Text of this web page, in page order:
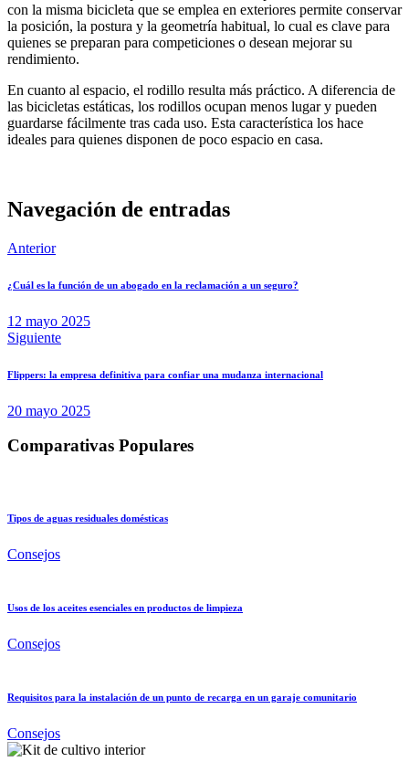
con la misma bicicleta que se emplea en exteriores permite conservar
la posición, la postura y la geometría habitual, lo cual es clave para
quienes se preparan para competiciones o desean mejorar su
rendimiento.
En cuanto al espacio, el rodillo resulta más práctico. A diferencia de
las bicicletas estáticas, los rodillos ocupan menos lugar y pueden
guardarse fácilmente tras cada uso. Esta característica los hace
ideales para quienes disponen de poco espacio en casa.
Navegación de entradas
Anterior
¿Cuál es la función de un abogado en la reclamación a un seguro?
12 mayo 2025
Siguiente
Flippers: la empresa definitiva para confiar una mudanza internacional
20 mayo 2025
Comparativas Populares
Tipos de aguas residuales domésticas
Consejos
Usos de los aceites esenciales en productos de limpieza
Consejos
Requisitos para la instalación de un punto de recarga en un garaje comunitario
Consejos